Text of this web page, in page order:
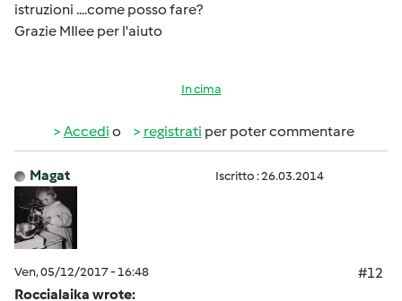
istruzioni ....come posso fare?
Grazie MIlee per l'aiuto
In cima
Accedi o registrati per poter commentare
Magat Iscritto : 26.03.2014
Ven, 05/12/2017 - 16:48
#12
Roccialaika wrote: